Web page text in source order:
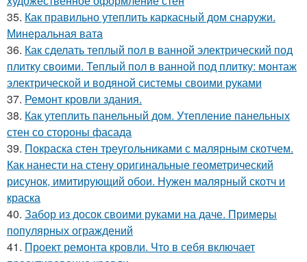
35. Как правильно утеплить каркасный дом снаружи.
Минеральная вата
36. Как сделать теплый пол в ванной электрический под
плитку своими. Теплый пол в ванной под плитку: монтаж
электрической и водяной системы своими руками
37. Ремонт кровли здания.
38. Как утеплить панельный дом. Утепление панельных
стен со стороны фасада
39. Покраска стен треугольниками с малярным скотчем.
Как нанести на стену оригинальные геометрический
рисунок, имитирующий обои. Нужен малярный скотч и
краска
40. Забор из досок своими руками на даче. Примеры
популярных ограждений
41. Проект ремонта кровли. Что в себя включает